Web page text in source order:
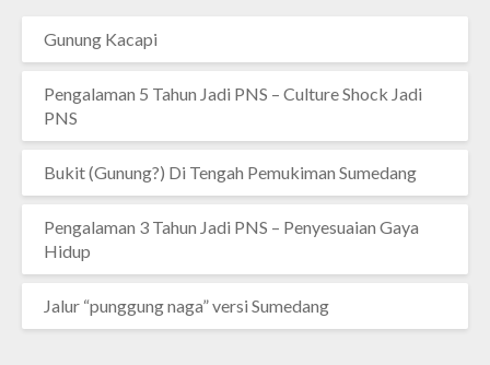
Gunung Kacapi
Pengalaman 5 Tahun Jadi PNS – Culture Shock Jadi
PNS
Bukit (Gunung?) Di Tengah Pemukiman Sumedang
Pengalaman 3 Tahun Jadi PNS – Penyesuaian Gaya
Hidup
Jalur “punggung naga” versi Sumedang